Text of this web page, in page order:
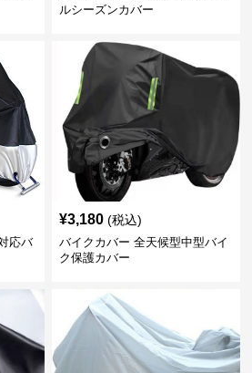
ルシーズンカバー
応バ
¥3,180 (税込)
バイクカバー 全天候型中型バイ
ク保護カバー